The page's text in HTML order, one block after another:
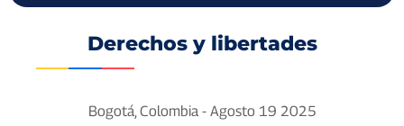
Derechos y libertades
Bogotá, Colombia - Agosto 19 2025